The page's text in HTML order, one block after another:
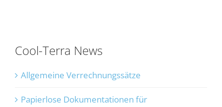
Cool-Terra News
Allgemeine Verrechnungssätze
Papierlose Dokumentationen für